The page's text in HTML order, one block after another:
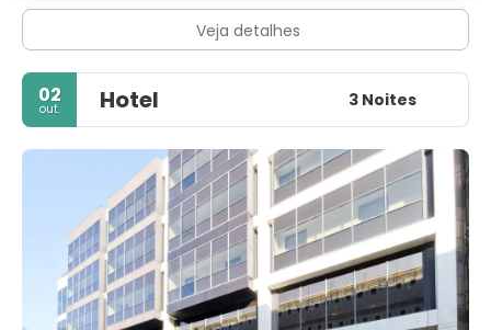
Veja detalhes
02
out. Hotel 3 Noites